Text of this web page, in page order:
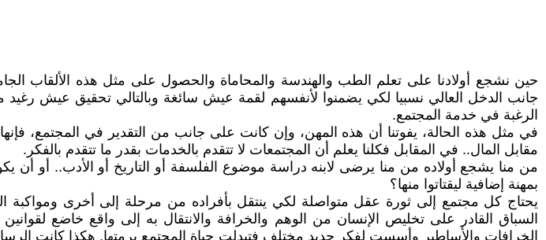
حين نشجع أولادنا على تعلم الطب والهندسة والمحاماة والحصول على مثل هذه الألقاب
جانب الدخل العالي نسبيا لكي يضمنوا لأنفسهم لقمة عيش سائغة وبالتالي تحقيق عيش رغيد
الرغبة في خدمة المجتمع.
في مثل هذه الحالة، يفوتنا أن هذه المهن، وإن كانت على جانب من التقدير في المجتمع،
مقابل المال.. في المقابل فكلنا يعلم أن المجتمعات لا تتقدم بالخدمات بقدر ما تتقدم بالفكر.
من منا يشجع أولاده من منا يرضى لابنه دراسة موضوع الفلسفة أو التاريخ أو الأدب.. أو أن
بمهنة إضافية ليقتاتوا منها؟
يحتاج كل مجتمع إلى ثورة عقل متواصلة لكي ينتقل بأفراده من مرحلة إلى أخرى
السباق القادر على تخليص الإنسان من الوهم والخرافة والانتقال به إلى واقع خاضع
الخرافات والأساطير وأسست لفكر جديد مختلف فتبدلت حياة المجتمع برمتها. هكذا كانت